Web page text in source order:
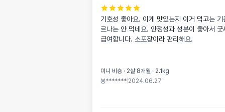
기호성 좋아요. 이게 맛있는지 이거 먹고는
르나는 안 먹네요. 안정성과 성분이 좋아서 굿
급여합니다. 소포장이라 편리해요.
미니 비숑 · 2살 8개월 · 2.1kg
봉******* 2024.06.27